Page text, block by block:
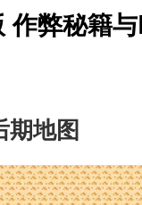
作弊秘籍
期地图